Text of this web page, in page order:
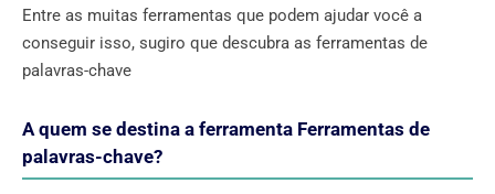
Entre as muitas ferramentas que podem ajudar você a
conseguir isso, sugiro que descubra as ferramentas de
palavras-chave
A quem se destina a ferramenta Ferramentas de
palavras-chave?